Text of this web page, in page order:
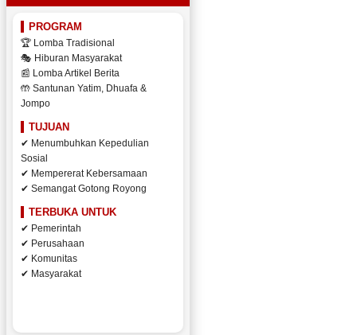
PROGRAM
🏆 Lomba Tradisional
🎭 Hiburan Masyarakat
📰 Lomba Artikel Berita
🤲 Santunan Yatim, Dhuafa &
Jompo
TUJUAN
✔ Menumbuhkan Kepedulian
Sosial
✔ Mempererat Kebersamaan
✔ Semangat Gotong Royong
TERBUKA UNTUK
✔ Pemerintah
✔ Perusahaan
✔ Komunitas
✔ Masyarakat